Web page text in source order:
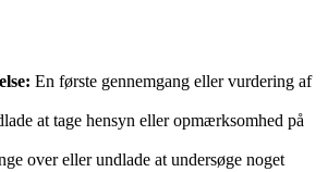
En første gennemgang eller vurdering af
at tage hensyn eller opmærksomhed på
over eller undlade at undersøge noget